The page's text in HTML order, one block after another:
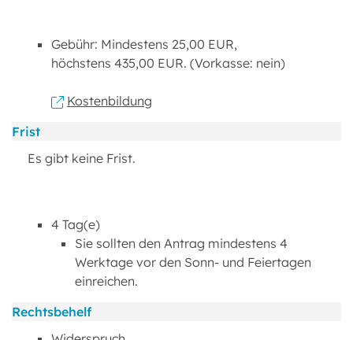
Gebühr: Mindestens 25,00 EUR,
höchstens 435,00 EUR. (Vorkasse: nein)
Kostenbildung
Frist
Es gibt keine Frist.
4 Tag(e)
Sie sollten den Antrag mindestens 4
Werktage vor den Sonn- und Feiertagen
einreichen.
Rechtsbehelf